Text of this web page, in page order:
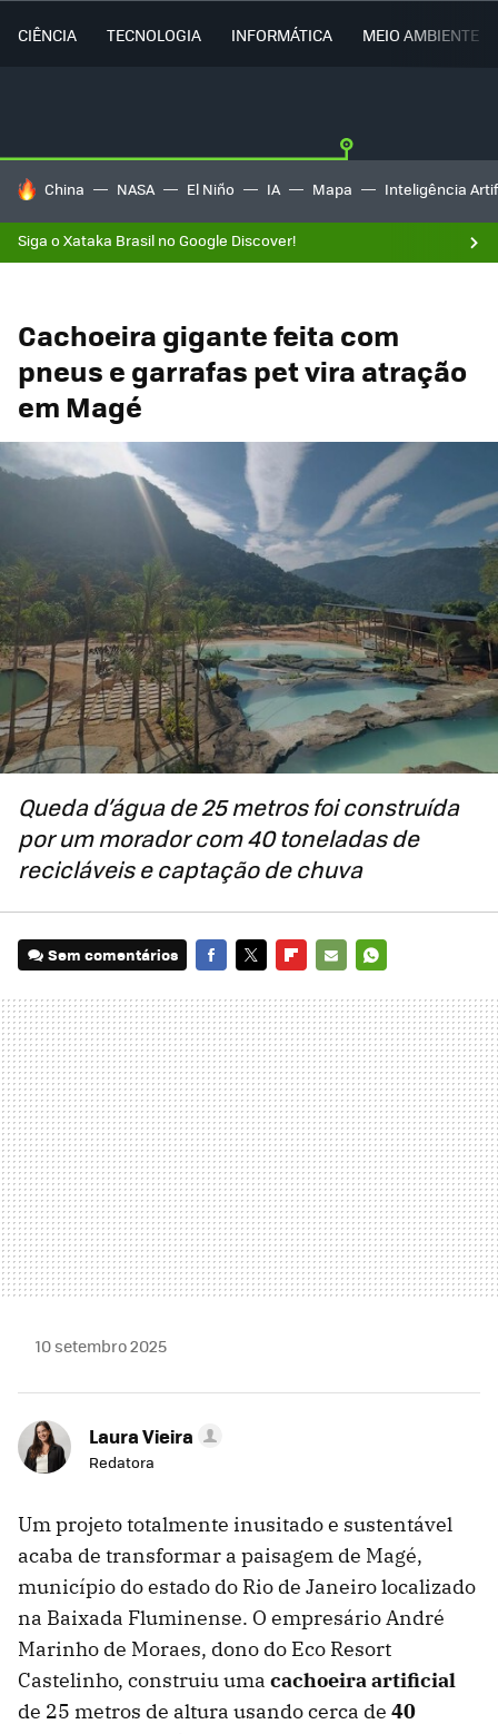
CIÊNCIA TECNOLOGIA INFORMÁTICA MEIO AMBIENTE
TENDÊNCIAS DO DIA
China NASA El Niño IA Mapa Inteligência
Siga o Xataka Brasil no Google Discover!
Cachoeira gigante feita com
pneus e garrafas pet vira atração
em Magé
Queda d’água de 25 metros foi construída
por um morador com 40 toneladas de
recicláveis e captação de chuva
Sem comentários
MAIL
10 setembro 2025
Laura Vieira
Redatora
Um projeto totalmente inusitado e sustentável
acaba de transformar a paisagem de Magé,
município do estado do Rio de Janeiro localizado
na Baixada Fluminense. O empresário André
Marinho de Moraes, dono do Eco Resort
Castelinho, construiu uma cachoeira artificial
de 25 metros de altura usando cerca de 40